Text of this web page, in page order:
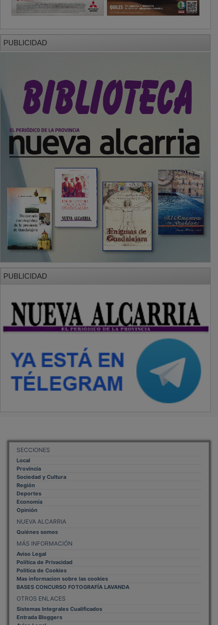
PUBLICIDAD
PUBLICIDAD
SECCIONES
Local
Provincia
Sociedad y Cultura
Región
Deportes
Economía
Opinión
NUEVA ALCARRIA
Quiénes somos
MÁS INFORMACIÓN
Aviso Legal
Política de Privacidad
Politica de Cookies
Mas informacion sobre las cookies
BASES CONCURSO FOTOGRAFÍA LAVANDA
OTROS ENLACES
Sistemas Integrales Cualificados
Entrada Bloggers